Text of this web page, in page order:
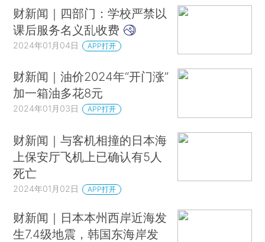
财新闻｜四部门：学校严禁以
课后服务名义乱收费
2024年01月04日 APP打开
财新闻｜油价2024年“开门涨”
加一箱油多花8元
2024年01月03日 APP打开
财新闻｜与客机相撞的日本海
上保安厅飞机上已确认有5人
死亡
2024年01月02日 APP打开
财新闻｜日本本州西岸近海发
生7.4级地震，韩国东海岸发